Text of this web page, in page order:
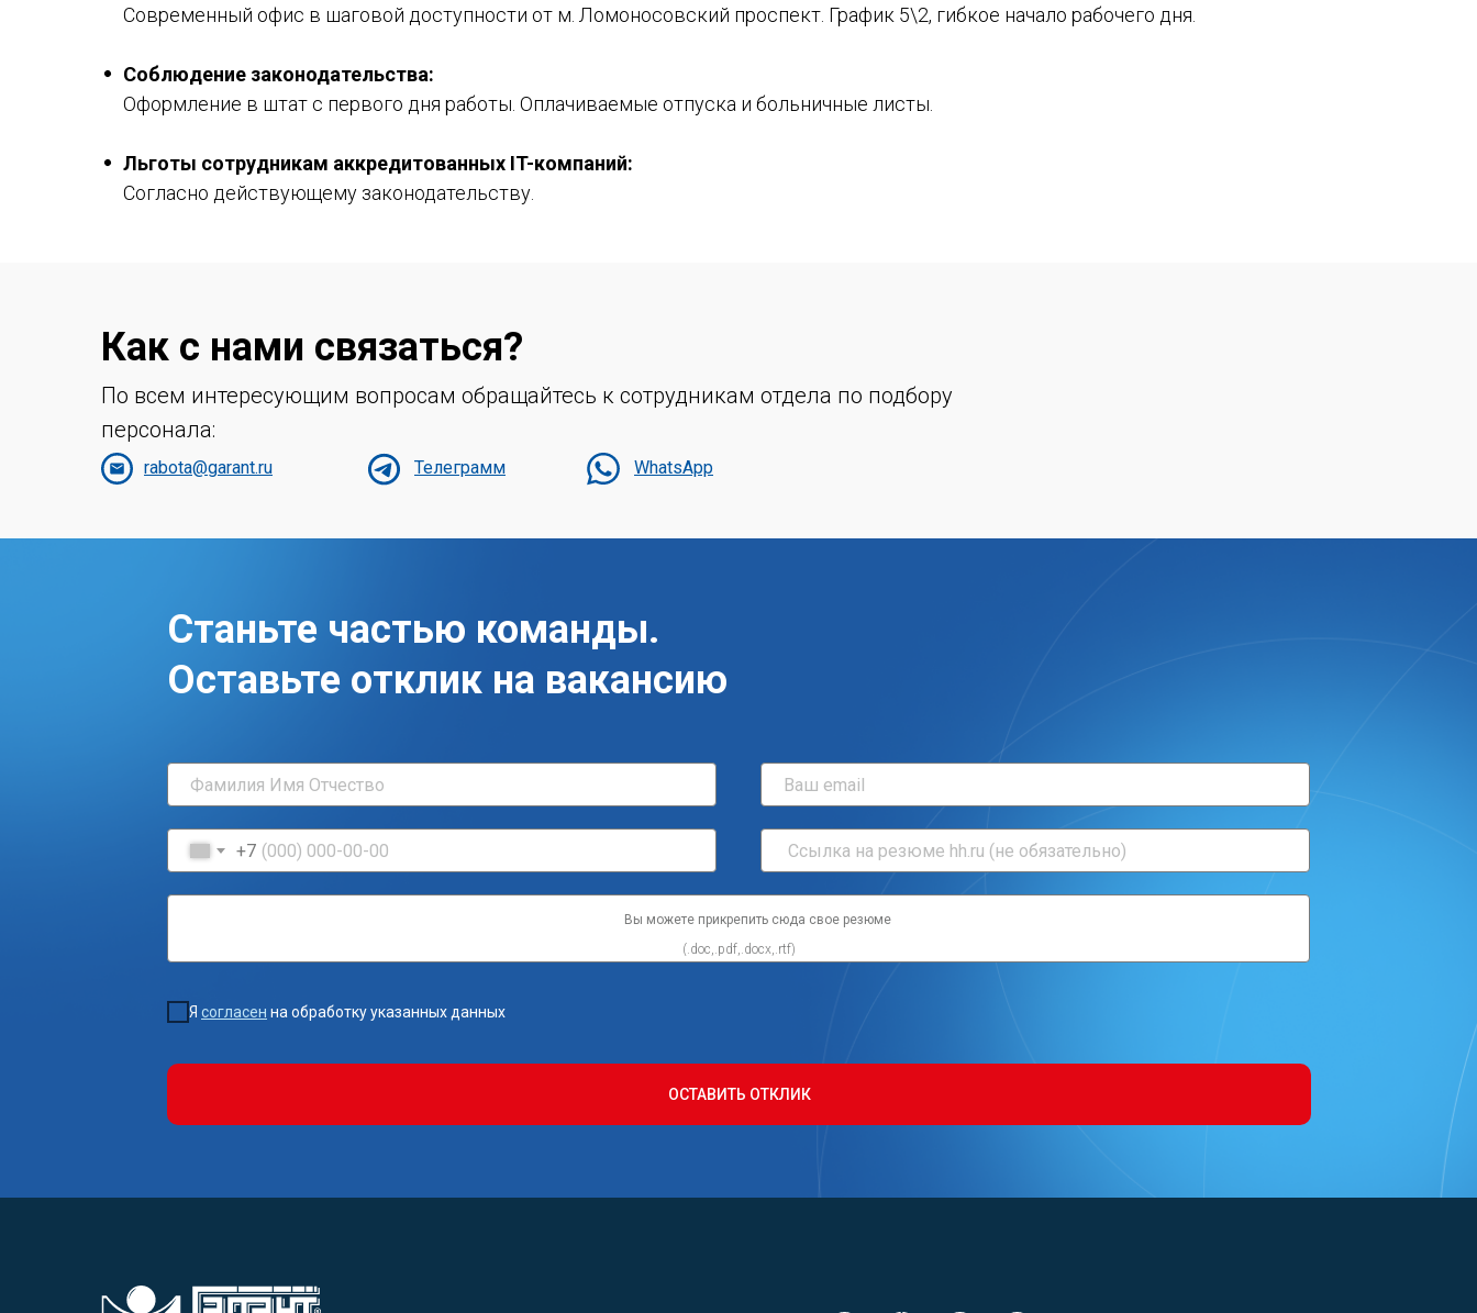
Современный офис в шаговой доступности от м. Ломоносовский проспект. График 5\2, гибкое начало рабочего дня.
Соблюдение законодательства:
Оформление в штат с первого дня работы. Оплачиваемые отпуска и больничные листы.
Льготы сотрудникам аккредитованных IT-компаний:
Согласно действующему законодательству.
Как с нами связаться?
По всем интересующим вопросам обращайтесь к сотрудникам отдела по подбору
персонала:
rabota@garant.ru Телеграмм WhatsApp
Станьте частью команды.
Оставьте отклик на вакансию
+7
Вы можете прикрепить сюда свое резюме
ОСТАВИТЬ ОТКЛИК
Я согласен на обработку указанных данных